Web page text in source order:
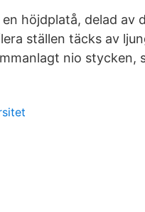
höjdplatå, delad av
ställen täcks av
nio stycken,